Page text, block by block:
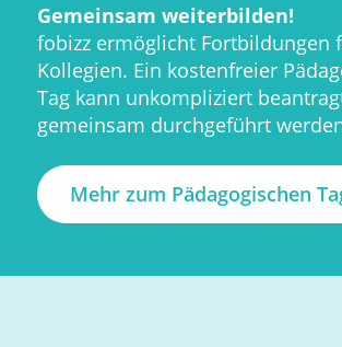
Gemeinsam weiterbilden!
fobizz ermöglicht Fortbildungen
Kollegien. Ein kostenfreier
Tag kann unkompliziert
gemeinsam durchgeführt
Mehr zum Pädagogischen